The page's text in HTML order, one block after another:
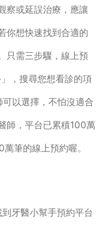
察或延誤治療，應讓
你想快速找到合適的
只需三步驟，線上預
，搜尋您想看診的項
以選擇，不怕沒適合
師，平台已累積100萬
筆的線上預約喔。
到牙醫小幫手預約平台